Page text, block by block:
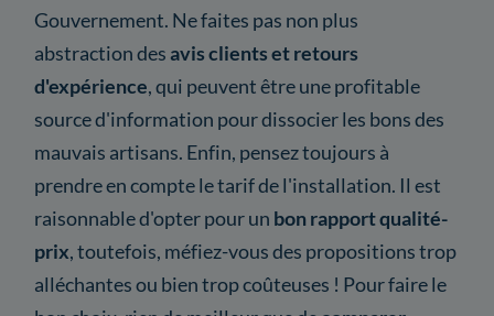
Gouvernement. Ne faites pas non plus
abstraction desavis clients et retours
d'expérience, qui peuvent être une profitable
source d'information pour dissocier les bons des
mauvais artisans. Enfin, pensez toujours à
prendre en compte le tarif de l'installation. Il est
raisonnable d'opter pour un bon rapport qualité-
prix, toutefois, méfiez-vous des propositions trop
alléchantes ou bien trop coûteuses ! Pour faire le